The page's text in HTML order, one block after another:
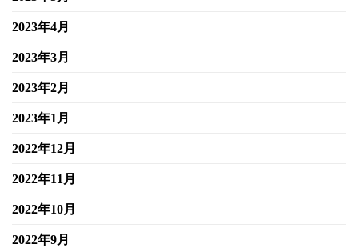
2023年4月
2023年3月
2023年2月
2023年1月
2022年12月
2022年11月
2022年10月
2022年9月